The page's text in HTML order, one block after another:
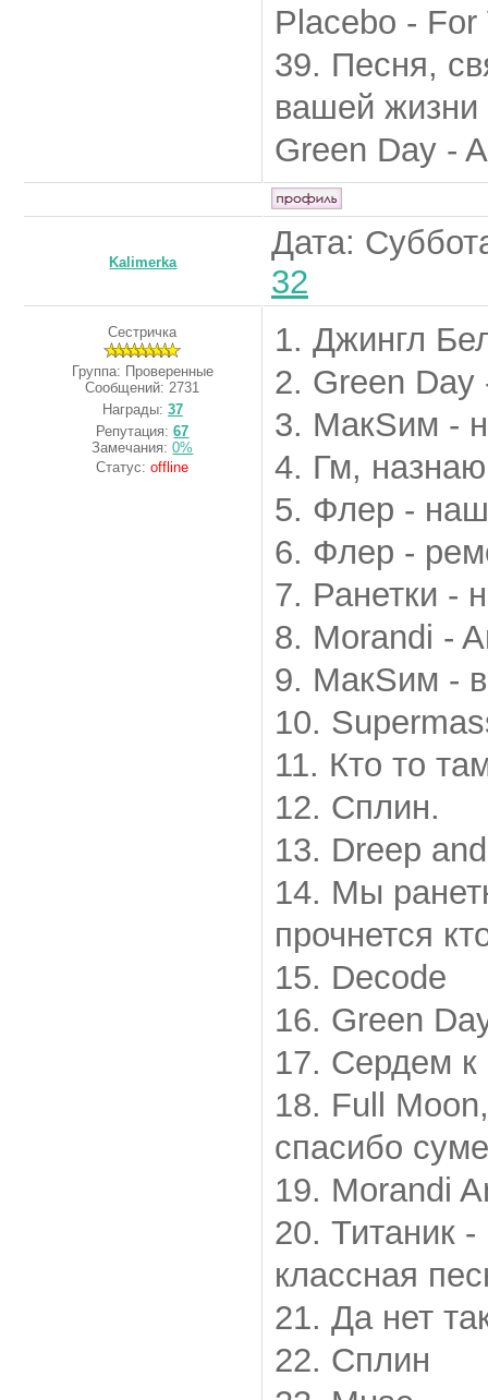
Placebo -
39. Песня,
вашей
Green Day -
Kalimerka
Дата:
32
Сестричка
Группа: Проверенные
Сообщений: 2731
Награды: 37
Репутация:67
Замечания:0%
Статус:offline
1. Джингл
2. Green Day
3. МакSим -
4. Гм,
5. Флер -
6. Флер -
7. Ранетки -
8. Morandi -
9. МакSим -
10.
11. Кто то
12. Сплин.
13. Dreep
14. Мы
прочнется
15. Decode
16. Green
17. Сердем к
18. Full
спасибо
19. Morandi
20. Титаник
классная
21. Да нет
22. Сплин